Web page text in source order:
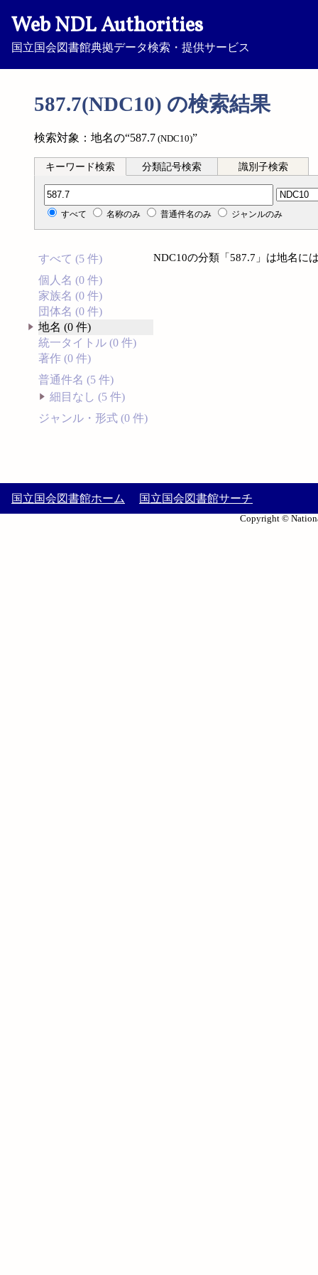
Web NDL Authorities
国立国会図書館典拠データ検索・提供サービス
587.7(NDC10) の検索結果
検索対象：地名の“587.7 (NDC10)”
キーワード検索 分類記号検索 識別子検索
分類記号検索
すべて 名称のみ 普通件名のみ ジャンルのみ
すべて (5 件)
個人名 (0 件)
家族名 (0 件)
団体名 (0 件)
地名 (0 件)
統一タイトル (0 件)
著作 (0 件)
普通件名 (5 件)
細目なし (5 件)
ジャンル・形式 (0 件)
NDC10の分類「587.7」は地名に
国立国会図書館ホーム 国立国会図書館サーチ
Copyright ©